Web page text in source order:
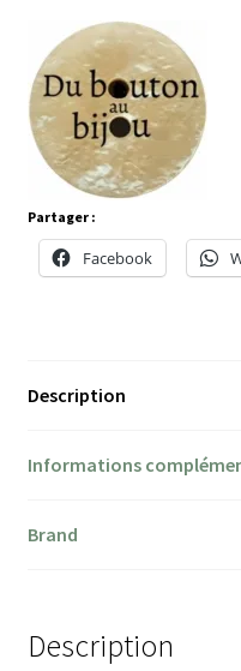
Partager :
Facebook
Description
Informations
Brand
Description